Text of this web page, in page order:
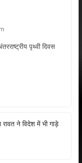
पृथ्वी दिवस
रावत ने विदेश में भी गाड़े